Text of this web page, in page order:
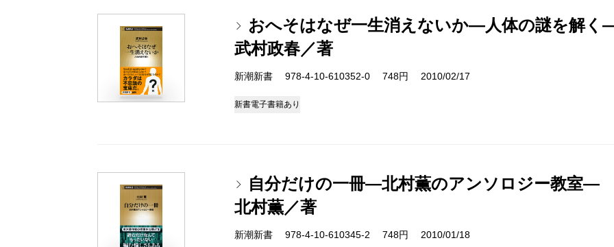
おへそはなぜ一生消えないか―人体の謎を解く
武村政春／著
新潮新書 978-4-10-610352-0 748円 2010/02/17
新書電子書籍あり
自分だけの一冊―北村薫のアンソロジー教室―
北村薫／著
新潮新書 978-4-10-610345-2 748円 2010/01/18